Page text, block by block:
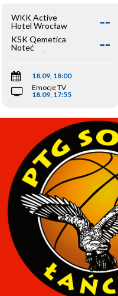
WKK Active
Hotel Wrocław
--
KSK Qemetica
Noteć
Inowrocław
--
18.09, 18:00
Emocje TV
18.09, 17:55